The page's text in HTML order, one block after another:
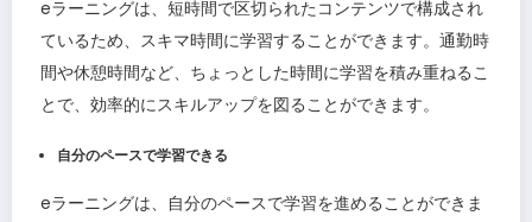
eラーニングは、短時間で区切られたコンテンツで構成され
ているため、スキマ時間に学習することができます。通勤時
間や休憩時間など、ちょっとした時間に学習を積み重ねるこ
とで、効率的にスキルアップを図ることができます。
自分のペースで学習できる
eラーニングは、自分のペースで学習を進めることができま